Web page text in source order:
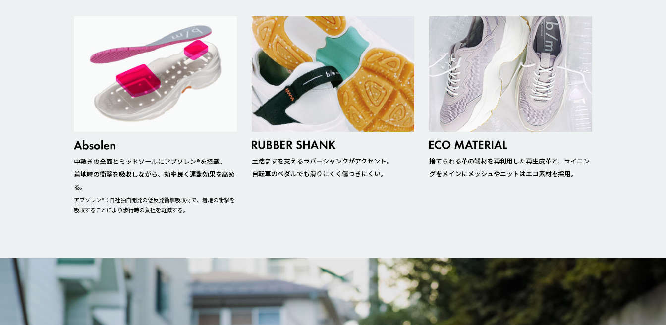
中敷きの全面とミッドソールにアブソレン®を搭載。
着地時の衝撃を吸収しながら、効率良く運動効果を高め
る。
アブソレン®：自社独自開発の低反発衝撃吸収材で、着地の衝撃を
吸収することにより歩行時の負担を軽減する。
土踏まずを支えるラバーシャンクがアクセント。
自転車のペダルでも滑りにくく傷つきにくい。
捨てられる革の端材を再利用した再生皮革と、ライニン
グをメインにメッシュやニットはエコ素材を採用。